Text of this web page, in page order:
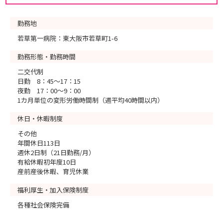
勤務地
若草第一病院：東大阪市若草町1-6
勤務形態・勤務時間
二交代制
日勤 8：45～17：15
夜勤 17：00～9：00
1カ月単位の変形労働時間制（週平均40時間以内）
休日・休暇制度
その他
年間休日113日
週休2日制（21日勤務/月）
有給休暇初年度10日
産前産後休暇、育児休業
福利厚生・加入保険制度
各種社会保険完備